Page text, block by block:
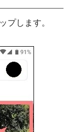
プします。